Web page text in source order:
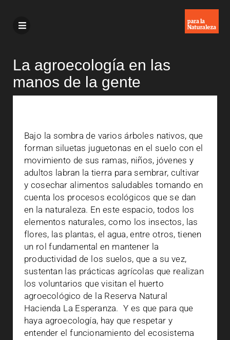
La agroecología en las
manos de la gente
Bajo la sombra de varios árboles nativos, que
forman siluetas juguetonas en el suelo con el
movimiento de sus ramas, niños, jóvenes y
adultos labran la tierra para sembrar, cultivar
y cosechar alimentos saludables tomando en
cuenta los procesos ecológicos que se dan
en la naturaleza. En este espacio, todos los
elementos naturales, como los insectos, las
flores, las plantas, el agua, entre otros, tienen
un rol fundamental en mantener la
productividad de los suelos, que a su vez,
sustentan las prácticas agrícolas que realizan
los voluntarios que visitan el huerto
agroecológico de la Reserva Natural
Hacienda La Esperanza. Y es que para que
haya agroecología, hay que respetar y
entender el funcionamiento del ecosistema